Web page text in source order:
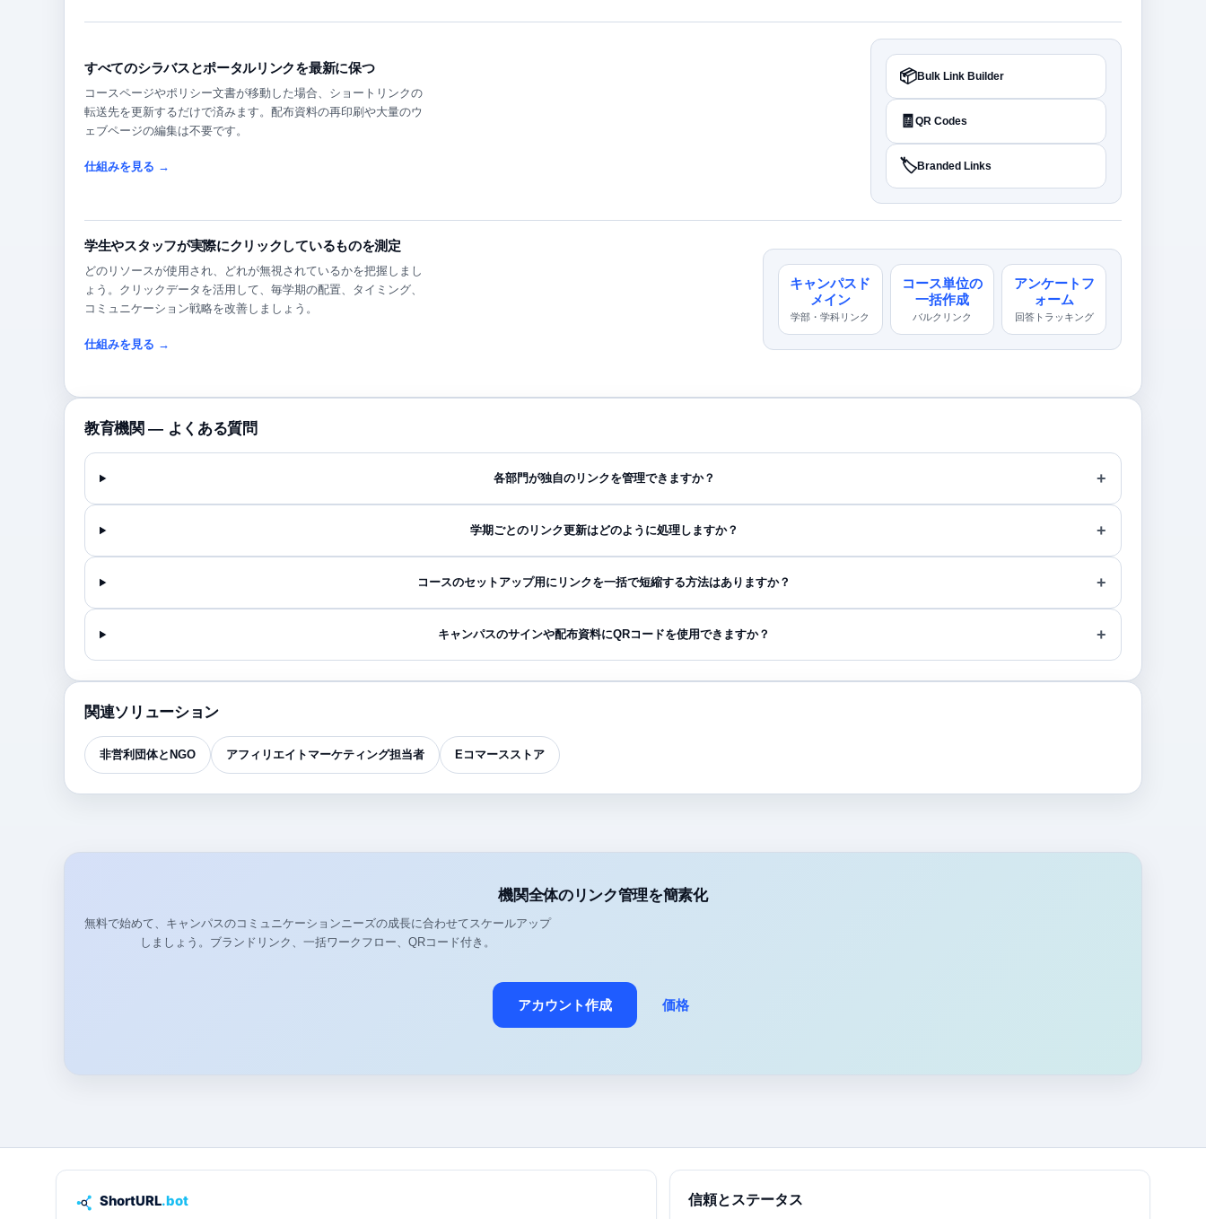
すべてのシラバスとポータルリンクを最新に保つ
コースページやポリシー文書が移動した場合、ショートリンクの
転送先を更新するだけで済みます。配布資料の再印刷や大量のウ
ェブページの編集は不要です。
仕組みを見る →
📦Bulk Link Builder
🧾 QR Codes
🏷️Branded Links
学生やスタッフが実際にクリックしているものを測定
どのリソースが使用され、どれが無視されているかを把握しまし
ょう。クリックデータを活用して、毎学期の配置、タイミング、
コミュニケーション戦略を改善しましょう。
仕組みを見る →
キャンパスド
メイン
学部・学科リンク
コース単位の
一括作成
バルクリンク
アンケートフ
ォーム
回答トラッキング
教育機関 — よくある質問
各部門が独自のリンクを管理できますか？
学期ごとのリンク更新はどのように処理しますか？
コースのセットアップ用にリンクを一括で短縮する方法はありますか？
キャンパスのサインや配布資料にQRコードを使用できますか？
関連ソリューション
非営利団体とNGO アフィリエイトマーケティング担当者 Eコマースストア
機関全体のリンク管理を簡素化
無料で始めて、キャンパスのコミュニケーションニーズの成長に合わせてスケールアップ
しましょう。ブランドリンク、一括ワークフロー、QRコード付き。
アカウント作成 価格
信頼とステータス